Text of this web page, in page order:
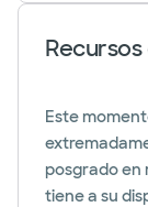
Este
posgrado en
tiene a su